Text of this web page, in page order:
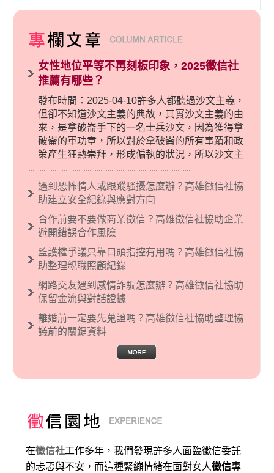
女性地位平等不再刻板印象，2025徵信社
推薦有哪些？
發布時間：2025-04-10許多人都聽過沙文主義，
但卻不知道沙文主義的典故，其實沙文主義的由
來，是拿破崙手下的一名士兵沙文，因為獲得拿
破崙的軍功章，所以對於拿破崙的所有事蹟和政
策產生狂熱崇拜，形成偏執的狀況，所以沙文主
義後來就被拿來暗指偏見和歧視，而且有沙文主
義傾向的人，通常對於自己的國家和民族有超強
烈的卓越感，因而瞧不起其他國家的人，所以沙
現了男性沙文…
遇到恐怖情人或跟蹤騷擾怎麼辦？高雄徵信社協
助建立安全紀錄與應對方向
合作前要不要做商業徵信？高雄徵信社協助企業
避開錯誤合作風險
監護權爭議只靠口頭指控有用嗎？高雄徵信社協
助整理親職照顧紀錄
網路交友遇到感情詐騙怎麼辦？高雄徵信社協助
保留金流與對話證據
離婚前一定要先蒐證嗎？高雄徵信社協助整理協
議前的關鍵資料
在徵信社工作多年，我們發現許多人面臨徵信委託
的忐忑與不安，而這種緊繃情緒在面對女人徵信專